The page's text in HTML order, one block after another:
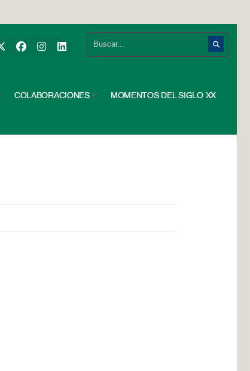
COLABORACIONES MOMENTOS DEL SIGLO XX